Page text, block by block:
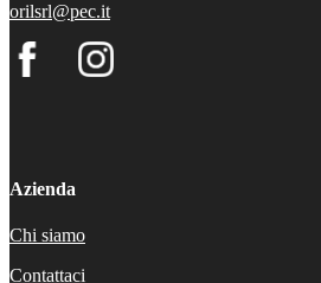
orilsrl@pec.it
Azienda
Chi siamo
Contattaci